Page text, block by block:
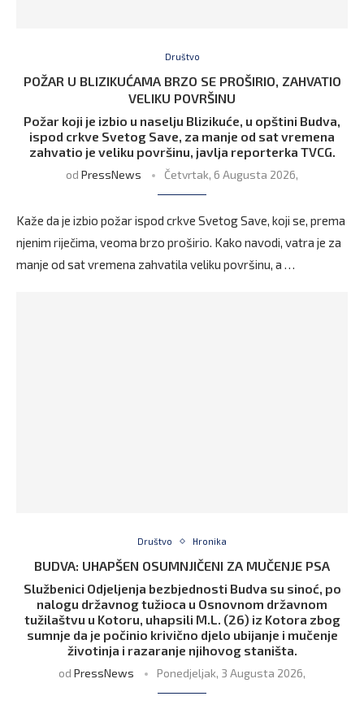
Društvo
POŽAR U BLIZIKUĆAMA BRZO SE PROŠIRIO, ZAHVATIO
VELIKU POVRŠINU
Požar koji je izbio u naselju Blizikuće, u opštini Budva,
ispod crkve Svetog Save, za manje od sat vremena
zahvatio je veliku površinu, javlja reporterka TVCG.
od PressNews Četvrtak, 6 Augusta 2026,
Kaže da je izbio požar ispod crkve Svetog Save, koji se, prema
njenim riječima, veoma brzo proširio. Kako navodi, vatra je za
manje od sat vremena zahvatila veliku površinu, a …
Društvo Hronika
BUDVA: UHAPŠEN OSUMNJIČENI ZA MUČENJE PSA
Službenici Odjeljenja bezbjednosti Budva su sinoć, po
nalogu državnog tužioca u Osnovnom državnom
tužilaštvu u Kotoru, uhapsili M.L. (26) iz Kotora zbog
sumnje da je počinio krivično djelo ubijanje i mučenje
životinja i razaranje njihovog staništa.
od PressNews Ponedjeljak, 3 Augusta 2026,